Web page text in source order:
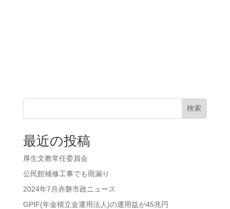
検索
最近の投稿
厚生文教常任委員会
公民館補修工事でも雨漏り
2024年7月赤磐市政ニュース
GPIF(年金積立金運用法人)の運用益が45兆円